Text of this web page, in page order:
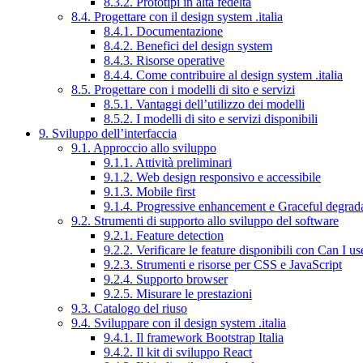
8.4. Progettare con il design system .italia
8.4.1. Documentazione
8.4.2. Benefici del design system
8.4.3. Risorse operative
8.4.4. Come contribuire al design system .italia
8.5. Progettare con i modelli di sito e servizi
8.5.1. Vantaggi dell’utilizzo dei modelli
8.5.2. I modelli di sito e servizi disponibili
9. Sviluppo dell’interfaccia
9.1. Approccio allo sviluppo
9.1.1. Attività preliminari
9.1.2. Web design responsivo e accessibile
9.1.3. Mobile first
9.1.4. Progressive enhancement e Graceful
9.2. Strumenti di supporto allo sviluppo del software
9.2.1. Feature detection
9.2.2. Verificare le feature disponibili con Can I
9.2.3. Strumenti e risorse per CSS e JavaScript
9.2.4. Supporto browser
9.2.5. Misurare le prestazioni
9.3. Catalogo del riuso
9.4. Sviluppare con il design system .italia
9.4.1. Il framework Bootstrap Italia
9.4.2. Il kit di sviluppo React